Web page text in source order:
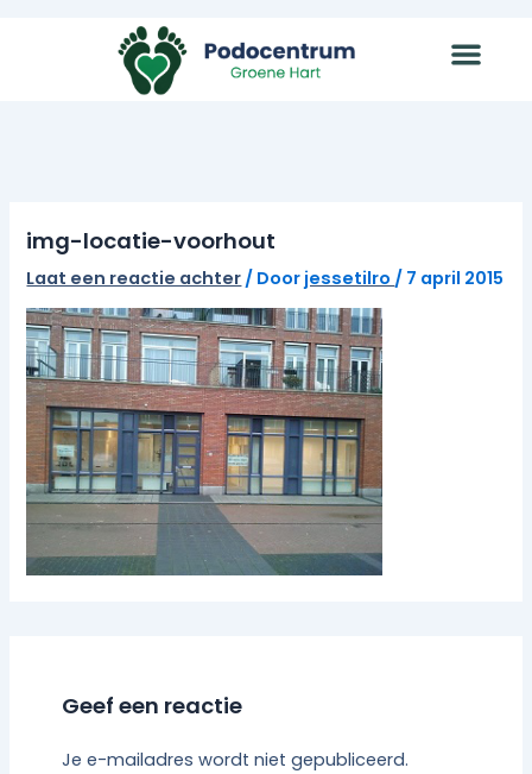
img-locatie-voorhout
Laat een reactie achter / Door jessetilro / 7 april 2015
Geef een reactie
Je e-mailadres wordt niet gepubliceerd.